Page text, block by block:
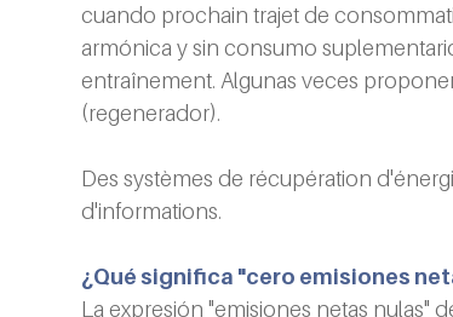
cuando prochain trajet de
armónica y sin consumo
entraînement. Algunas veces
(regenerador).
Des systèmes de récupération
d'informations.
¿Qué significa "cero emisiones
La expresión "emisiones netas nulas"